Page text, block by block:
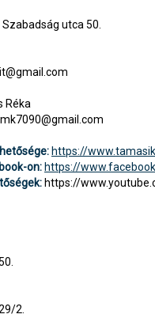
utca 50.
Réka
https://
on: https://
https://
2.